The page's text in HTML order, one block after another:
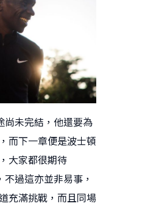
未完結，他還要為
而下一章便是波士頓
大家都很期待
過這亦並非易事，
充滿挑戰，而且同場